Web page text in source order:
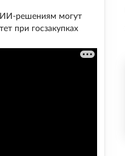
ИИ-решениям могут
при госзакупках